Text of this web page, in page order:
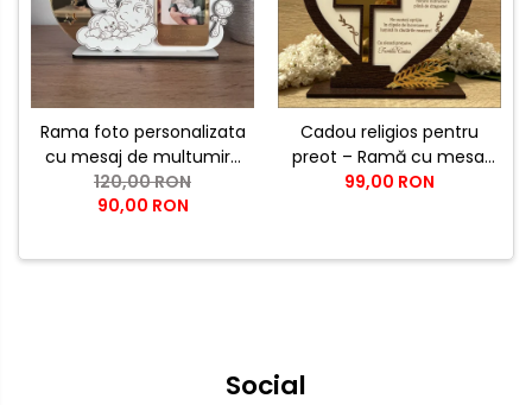
Rama foto personalizata
cu mesaj de multumire
pentru nasii de botez |
Cadou emotional pentru
120,00 RON
90,00 RON
Cadou religios pentru
preot – Ramă cu mesaj
de mulțumire și cruce
99,00 RON
Social